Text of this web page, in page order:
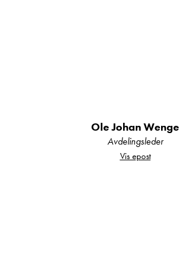
KJØREOPPLEVELSE:Ole Johan Wenge
Avdelingsleder
Vis epost